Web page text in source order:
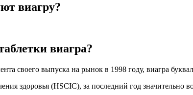
виагру?
виагра?
своего выпуска на рынок в 1998 году, виагра
здоровья (HSCIC), за последний год значительно